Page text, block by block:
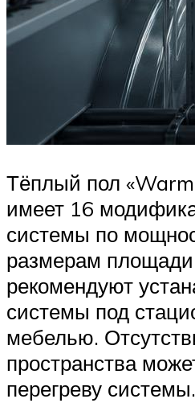
Тёплый пол
имеет 16
системы по
размерам
рекомендуют
системы под
мебелью.
пространства
перегреву системы.